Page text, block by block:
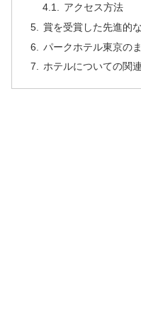
アクセス方法
賞を受賞した先進的
パークホテル東京の
ホテルについての関